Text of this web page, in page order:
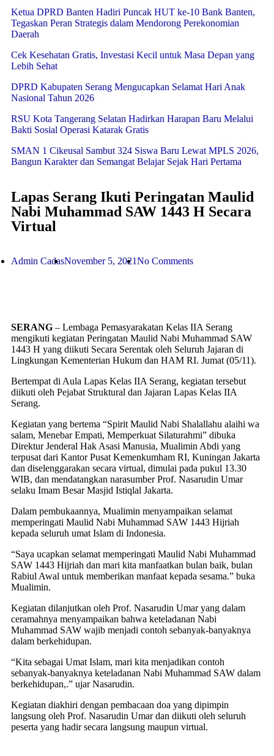
Ketua DPRD Banten Hadiri Puncak HUT ke-10 Bank Banten,
Tegaskan Peran Strategis dalam Mendorong Perekonomian
Daerah
Cek Kesehatan Gratis, Investasi Kecil untuk Masa Depan yang
Lebih Sehat
DPRD Kabupaten Serang Mengucapkan Selamat Hari Anak
Nasional Tahun 2026
RSU Kota Tangerang Selatan Hadirkan Harapan Baru Melalui
Bakti Sosial Operasi Katarak Gratis
SMAN 1 Cikeusal Sambut 324 Siswa Baru Lewat MPLS 2026,
Bangun Karakter dan Semangat Belajar Sejak Hari Pertama
Lapas Serang Ikuti Peringatan Maulid
Nabi Muhammad SAW 1443 H Secara
Virtual
Admin CadasNovember 5, 2021No Comments
SERANG – Lembaga Pemasyarakatan Kelas IIA Serang
mengikuti kegiatan Peringatan Maulid Nabi Muhammad SAW
1443 H yang diikuti Secara Serentak oleh Seluruh Jajaran di
Lingkungan Kementerian Hukum dan HAM RI. Jumat (05/11).
Bertempat di Aula Lapas Kelas IIA Serang, kegiatan tersebut
diikuti oleh Pejabat Struktural dan Jajaran Lapas Kelas IIA
Serang.
Kegiatan yang bertema “Spirit Maulid Nabi Shalallahu alaihi wa
salam, Menebar Empati, Memperkuat Silaturahmi” dibuka
Direktur Jenderal Hak Asasi Manusia, Mualimin Abdi yang
terpusat dari Kantor Pusat Kemenkumham RI, Kuningan Jakarta
dan diselenggarakan secara virtual, dimulai pada pukul 13.30
WIB, dan mendatangkan narasumber Prof. Nasarudin Umar
selaku Imam Besar Masjid Istiqlal Jakarta.
Dalam pembukaannya, Mualimin menyampaikan selamat
memperingati Maulid Nabi Muhammad SAW 1443 Hijriah
kepada seluruh umat Islam di Indonesia.
“Saya ucapkan selamat memperingati Maulid Nabi Muhammad
SAW 1443 Hijriah dan mari kita manfaatkan bulan baik, bulan
Rabiul Awal untuk memberikan manfaat kepada sesama.” buka
Mualimin.
Kegiatan dilanjutkan oleh Prof. Nasarudin Umar yang dalam
ceramahnya menyampaikan bahwa keteladanan Nabi
Muhammad SAW wajib menjadi contoh sebanyak-banyaknya
dalam berkehidupan.
“Kita sebagai Umat Islam, mari kita menjadikan contoh
sebanyak-banyaknya keteladanan Nabi Muhammad SAW dalam
berkehidupan,.” ujar Nasarudin.
Kegiatan diakhiri dengan pembacaan doa yang dipimpin
langsung oleh Prof. Nasarudin Umar dan diikuti oleh seluruh
peserta yang hadir secara langsung maupun virtual.